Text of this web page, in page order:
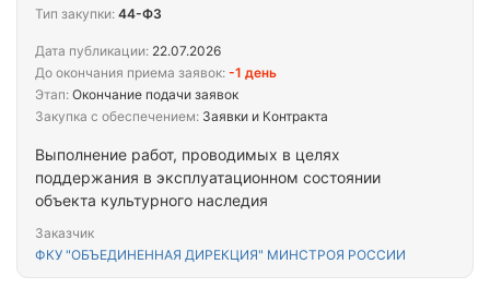
Выполнение работ, проводимых в целях
поддержания в эксплуатационном состоянии
объекта культурного наследия
Заказчик
ФКУ "ОБЪЕДИНЕННАЯ ДИРЕКЦИЯ" МИНСТРОЯ РОССИИ
Тип закупки: 44-ФЗ
Дата публикации: 22.07.2026
До окончания приема заявок: -1 день
Этап: Окончание подачи заявок
Закупка с обеспечением: Заявки и Контракта